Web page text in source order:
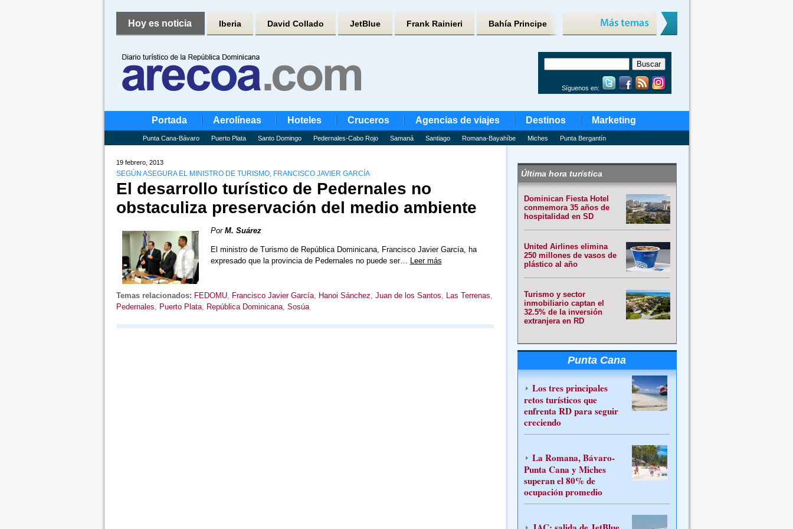
Hoy es noticia Iberia David Collado JetBlue Frank Rainieri Bahía Principe
Síguenos en:
Portada Aerolíneas Hoteles Cruceros Agencias de viajes Destinos Marketing
Punta Cana-Bávaro Puerto Plata Santo Domingo Pedernales-Cabo Rojo Samaná Santiago Romana-Bayahíbe Miches Punta Bergantín
19 febrero, 2013
SEGÚN ASEGURA EL MINISTRO DE TURISMO, FRANCISCO JAVIER GARCÍA
El desarrollo turístico de Pedernales no
obstaculiza preservación del medio ambiente
Por M. Suárez
El ministro de Turismo de República Dominicana, Francisco Javier García, ha
expresado que la provincia de Pedernales no puede ser… Leer más
Temas relacionados: FEDOMU, Francisco Javier García, Hanoi Sánchez, Juan de los Santos, Las Terrenas,
Pedernales, Puerto Plata, República Dominicana, Sosúa
Última hora turística
Dominican Fiesta Hotel
conmemora 35 años de
hospitalidad en SD
United Airlines elimina
250 millones de vasos de
plástico al año
Turismo y sector
inmobiliario captan el
32.5% de la inversión
extranjera en RD
Punta Cana
Los tres principales
retos turísticos que
enfrenta RD para seguir
creciendo
La Romana, Bávaro-
Punta Cana y Miches
superan el 80% de
ocupación promedio